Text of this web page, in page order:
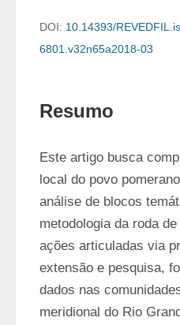
DOI: 10.14393/
6801.v32n65a2018-03
Resumo
Este artigo busca
local do povo
análise de blocos
metodologia da roda
ações articuladas via
extensão e pesquisa,
dados nas
meridional do Rio